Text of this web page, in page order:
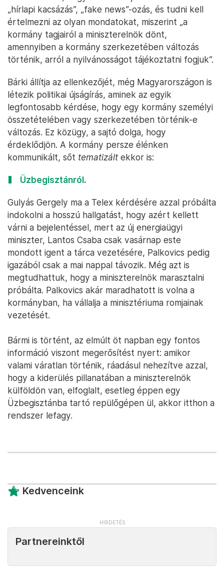
„hírlapi kacsázás”, „fake news”-ozás, és tudni kell
értelmezni az olyan mondatokat, miszerint „a
kormány tagjairól a miniszterelnök dönt,
amennyiben a kormány szerkezetében változás
történik, arról a nyilvánosságot tájékoztatni fogjuk”.
Bárki állítja az ellenkezőjét, még Magyarországon is
létezik politikai újságírás, aminek az egyik
legfontosabb kérdése, hogy egy kormány személyi
összetételében vagy szerkezetében történik-e
változás. Ez közügy, a sajtó dolga, hogy
érdeklődjön. A kormány persze élénken
kommunikált, sőt tematizált ekkor is:
Üzbegisztánról.
Gulyás Gergely ma a Telex kérdésére azzal próbálta
indokolni a hosszú hallgatást, hogy azért kellett
várni a bejelentéssel, mert az új energiaügyi
miniszter, Lantos Csaba csak vasárnap este
mondott igent a tárca vezetésére, Palkovics pedig
igazából csak a mai nappal távozik. Még azt is
megtudhattuk, hogy a miniszterelnök marasztalni
próbálta. Palkovics akár maradhatott is volna a
kormányban, ha vállalja a minisztériuma romjainak
vezetését.
Bármi is történt, az elmúlt öt napban egy fontos
információ viszont megerősítést nyert: amikor
valami váratlan történik, ráadásul nehezítve azzal,
hogy a kiderülés pillanatában a miniszterelnök
külföldön van, elfoglalt, esetleg éppen egy
Üzbegisztánba tartó repülőgépen ül, akkor itthon a
rendszer lefagy.
Kedvenceink
Partnereinktől